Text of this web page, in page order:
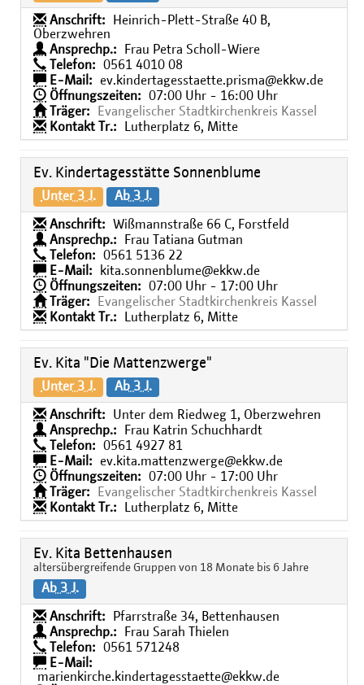
Anschrift:
Heinrich-Plett-Straße 40 B,
Oberzwehren
Ansprechp.:
Frau Petra Scholl-Wiere
Telefon:
0561 4010 08
E-Mail:
ev.kindertagesstaette.prisma@ekkw.de
Öffnungszeiten:
07:00 Uhr - 16:00 Uhr
Träger:
Evangelischer Stadtkirchenkreis Kassel
Kontakt Tr.:
Lutherplatz 6, Mitte
Ev. Kindertagesstätte Sonnenblume
Unter 3 J. Ab 3 J.
Anschrift:
Wißmannstraße 66 C, Forstfeld
Ansprechp.:
Frau Tatiana Gutman
Telefon:
0561 5136 22
E-Mail:
kita.sonnenblume@ekkw.de
Öffnungszeiten:
07:00 Uhr - 17:00 Uhr
Träger:
Evangelischer Stadtkirchenkreis Kassel
Kontakt Tr.:
Lutherplatz 6, Mitte
Ev. Kita "Die Mattenzwerge"
Unter 3 J. Ab 3 J.
Anschrift:
Unter dem Riedweg 1, Oberzwehren
Ansprechp.:
Frau Katrin Schuchhardt
Telefon:
0561 4927 81
E-Mail:
ev.kita.mattenzwerge@ekkw.de
Öffnungszeiten:
07:00 Uhr - 17:00 Uhr
Träger:
Evangelischer Stadtkirchenkreis Kassel
Kontakt Tr.:
Lutherplatz 6, Mitte
Ev. Kita Bettenhausen
altersübergreifende Gruppen von 18 Monate bis 6 Jahre
Ab 3 J.
Anschrift:
Pfarrstraße 34, Bettenhausen
Ansprechp.:
Frau Sarah Thielen
Telefon:
0561 571248
E-Mail:
marienkirche.kindertagesstaette@ekkw.de